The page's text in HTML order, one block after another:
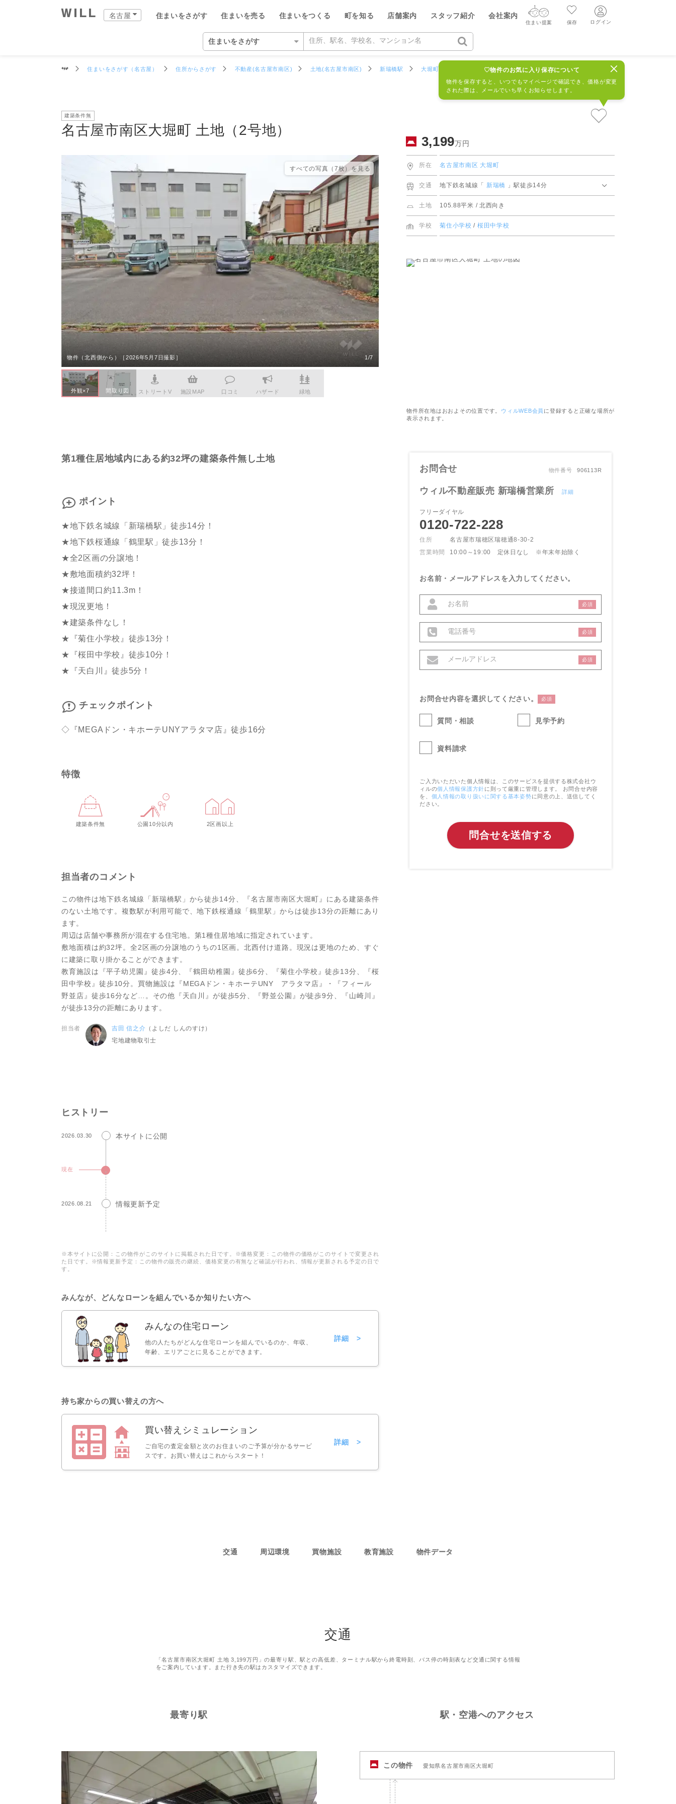
名古屋 住まいをさがす 住まいを売る 住まいをつくる 町を知る 店舗案内 スタッフ紹介 会社案内
ログイン
保存
住まい提案
住まいをさがす
住まいをさがす
営業所をさがす
スタッフをさがす
新規会員登録
AIウィルくんの提案
AI住まい提案を受ける
不動産エージェントの提案
価格査定を依頼する
相場データを依頼する
ログイン
新規会員登録
住まいをさがす（名古屋）
沿線・駅からさがす
特徴からさがす
新着物件をさがす
価格変更物件をさがす
設備からさがす
シンプル検索
新着物件お知らせメール
相場データ提供サービス
買替えシミュレーション
買替え成功のポイント
不動産相場価格推定システム
購入時・購入後のサポート
不動産用語
住まいをさがすときに役立つ読みもの
住まいを売る（名古屋）
買いたい人が集まる3つの理由
チームで売却をサポート
建物の検査と保証サービス
AI査定＋チャット相談
相場データ提供サービス
買替えシミュレーション
お客さまの声（売却）
売主さま向けのサービス
割引サービスの案内
住まいを売るときに役立つ読みもの
買替え成功のポイント
不動産の売却Q&A
マンガで分かる住まいの売却
ピッタリ売却スタイル診断
中古×リフォーム（名古屋）
リフォーム一体型住宅ローン
安心の自社施工・自社管理体制
ウィルの中古×リフォームの本
知っておきたいトラブル
購入時・購入後のサポート
リフォームするときに役立つ読みもの
町を知る（名古屋）
名古屋市名東区
名古屋市昭和区
名古屋市守山区
名古屋市北区
名古屋市瑞穂区
名古屋市天白区
尾張旭市
名古屋市緑区
名古屋市熱田区
名古屋の店舗一覧
藤が丘営業所
久屋大通営業所
大曽根営業所
ウィルグループの全スタッフ
ウィル空間デザインのスタッフ
ョンズのスタッフ
デザイン・コンサルティング
企業情報
歴史・沿革
組織図
開発分譲実績
本社へのアクセス
採用情報
CSR活動
会社への問合せ
ワンストップサービス
リフォーム・リノベーション事業
ファイナンシャルプランニング事業
家具事業
賃貸事業
広告代理・クリエイティブ事業
デジタルマーケティング事業
投資家の皆様へ
決算発表
IRカレンダー
IRライブラリー
電子公告
株式関連情報
会社見学会
IRに関する問合せ
名古屋市南区大堀町 土地 3,199 万円 物件番号 906113R 質問・見学予約する
住まいをさがす（名古屋） 住所からさがす 不動産(名古屋市南区) 土地(名古屋市南区) 新瑞橋駅 大堀町 ♡物件のお気に入り保存について
物件を保存すると、いつでもマイページで確認でき、価格が変更
された際は、メールでいち早くお知らせします。
建築条件無
名古屋市南区大堀町 土地（2号地）
3,199万円
すべての写真（7枚）を⾒る
物件（北西側から）［2026年5月7日撮影］ 1/7
外観×7 間取り図 ストリートV 施設MAP 口コミ ハザード 緑地
所在 名古屋市南区 大堀町
交通 地下鉄名城線「 新瑞橋 」駅徒歩14分
土地 105.88平米 / 北西向き
学校 菊住小学校/ 桜田中学校
物件所在地はおおよその位置です。 ウィルWEB会員 に登録すると正確な場所が
表示されます。
第1種住居地域内にある約32坪の建築条件無し土地
ポイント
★地下鉄名城線「新瑞橋駅」徒歩14分！
★地下鉄桜通線「鶴里駅」徒歩13分！
★全2区画の分譲地！
★敷地面積約32坪！
★接道間口約11.3m！
★現況更地！
★建築条件なし！
★『菊住小学校』徒歩13分！
★『桜田中学校』徒歩10分！
★『天白川』徒歩5分！
チェックポイント
◇『MEGAドン・キホーテUNYアラタマ店』徒歩16分
特徴
建築条件無 公園10分以内 2区画以上
担当者のコメント
この物件は地下鉄名城線「新瑞橋駅」から徒歩14分、『名古屋市南区大堀町』にある建築条件
のない土地です。複数駅が利用可能で、地下鉄桜通線「鶴里駅」からは徒歩13分の距離にあり
ます。
周辺は店舗や事務所が混在する住宅地。第1種住居地域に指定されています。
敷地面積は約32坪。全2区画の分譲地のうちの1区画。北西付け道路。現況は更地のため、すぐ
に建築に取り掛かることができます。
教育施設は『平子幼児園』徒歩4分、『鶴田幼稚園』徒歩6分、『菊住小学校』徒歩13分、『桜
田中学校』徒歩10分。買物施設は『MEGAドン・キホーテUNY アラタマ店』・『フィール
野並店』徒歩16分など…。その他『天白川』が徒歩5分、『野並公園』が徒歩9分、『山崎川』
が徒歩13分の距離にあります。
担当者 吉田 信之介 （よしだ しんのすけ）
宅地建物取引士
ヒストリー
2026.03.30 本サイトに公開
現在
2026.08.21 情報更新予定
※本サイトに公開：この物件がこのサイトに掲載された日です。※価格変更：この物件の価格がこのサイトで変更され
た日です。※情報更新予定：この物件の販売の継続、価格変更の有無など確認が行われ、情報が更新される予定の日で
す。
みんなが、どんなローンを組んでいるか知りたい方へ
みんなの住宅ローン
他の人たちがどんな住宅ローンを組んでいるのか、年収、
年齢、エリアごとに見ることができます。
詳細 >
持ち家からの買い替えの方へ
買い替えシミュレーション
ご自宅の査定金額と次のお住まいのご予算が分かるサービ
スです。お買い替えはこれからスタート！
詳細 >
お問合せ 物件番号 906113R
ウィル不動産販売 新瑞橋営業所 詳細
フリーダイヤル
0120-722-228
住所
名古屋市瑞穂区瑞穂通8-30-2
営業時間
10:00～19:00 定休日なし ※年末年始除く
お名前・メールアドレスを入力してください。
必須
必須
必須
お問合せ内容を選択してください。 必須
質問・相談 見学予約
資料請求
ご入力いただいた個人情報は、このサービスを提供する株式会社ウ
ィルの個人情報保護方針に則って厳重に管理します。 お問合せ内容
を、 個人情報の取り扱いに関する基本姿勢に同意の上、送信してく
ださい。
問合せを送信する
交通 周辺環境 買物施設 教育施設 物件データ
交通
「名古屋市南区大堀町 土地 3,199万円」の最寄り駅、駅との高低差、ターミナル駅から終電時刻、バス停の時刻表など交通に関する情報
をご案内しています。また行き先の駅はカスタマイズできます。
最寄り駅 駅・空港へのアクセス
この物件 愛知県名古屋市南区大堀町